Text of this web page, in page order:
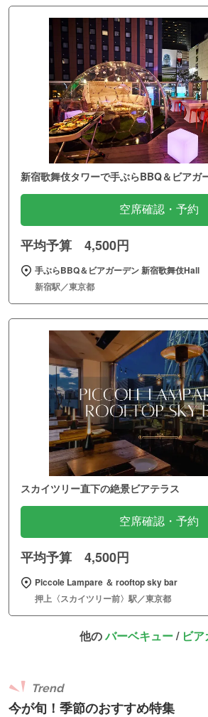
新宿歌舞伎タワーで手ぶらBBQ＆ビアガ
空席確認・予約
平均予算 4,500円
手ぶらBBQ＆ビアガーデン 新宿歌舞伎Hall
新宿駅／東京都
スカイツリー直下の絶景ビアテラス
空席確認・予約
平均予算 4,500円
Piccole Lampare ＆ rooftop sky bar
押上〈スカイツリー前〉駅／東京都
他のバーベキュー/ ビ
今が旬！季節のおすすめ特集
Trend